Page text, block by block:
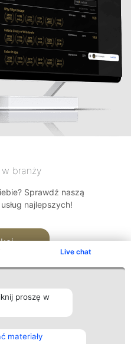
Live chat
proszę w
materiały
branży
Sprawdź naszą
najlepszych!
Kontakt
Kontakt